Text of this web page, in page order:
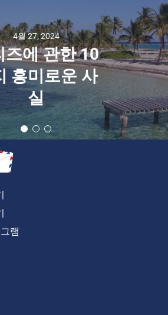
4월 27, 2024
즈에 관한 10
흥미로운 사
실
램